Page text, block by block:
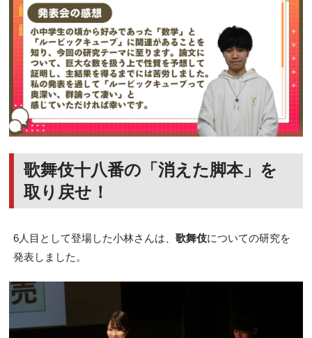
歌舞伎十八番の「消えた脚本」を
取り戻せ！
6人目として登場した小林さんは、 歌舞伎についての研究を
発表しました。